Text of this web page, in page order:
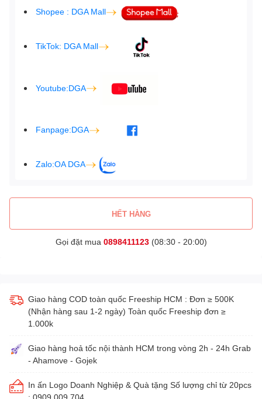
Shopee : DGA Mall
TikTok: DGA Mall
Youtube:DGA
Fanpage:DGA
Zalo:OA DGA
HẾT HÀNG
Gọi đặt mua 0898411123(08:30 - 20:00)
Giao hàng COD toàn quốc Freeship HCM : Đơn ≥ 500K
(Nhận hàng sau 1-2 ngày) Toàn quốc Freeship đơn ≥
1.000k
Giao hàng hoả tốc nội thành HCM trong vòng 2h - 24h Grab
- Ahamove - Gojek
In ấn Logo Doanh Nghiệp & Quà tặng Số lượng chỉ từ 20pcs
: 0909 009 704